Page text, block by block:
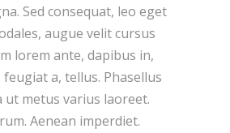
Sed consequat, leo eget
augue velit cursus
lorem ante, dapibus in,
a, tellus. Phasellus
ut metus varius laoreet.
Aenean imperdiet.